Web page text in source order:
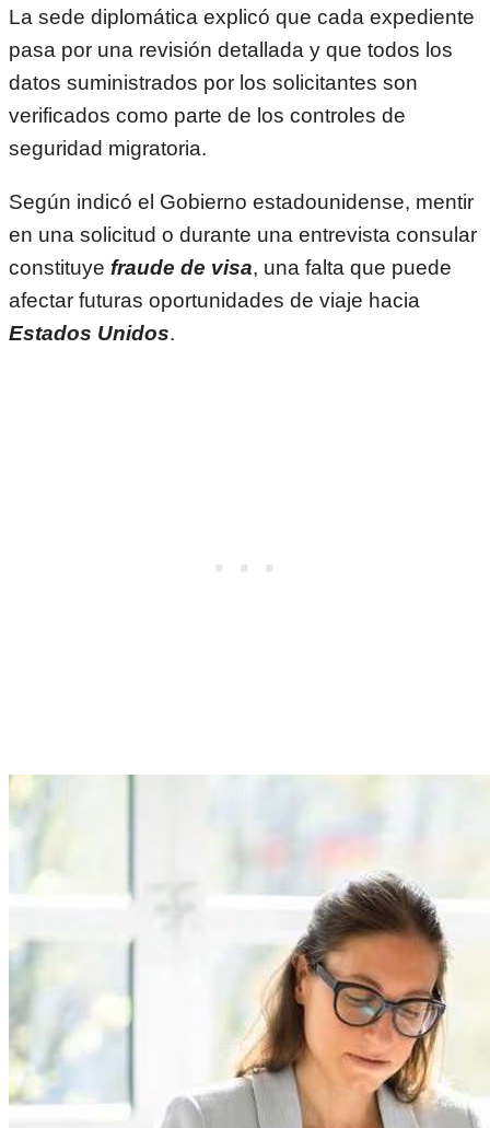
La sede diplomática explicó que cada expediente
pasa por una revisión detallada y que todos los
datos suministrados por los solicitantes son
verificados como parte de los controles de
seguridad migratoria.
Según indicó el Gobierno estadounidense, mentir
en una solicitud o durante una entrevista consular
constituye fraude de visa, una falta que puede
afectar futuras oportunidades de viaje hacia
Estados Unidos.